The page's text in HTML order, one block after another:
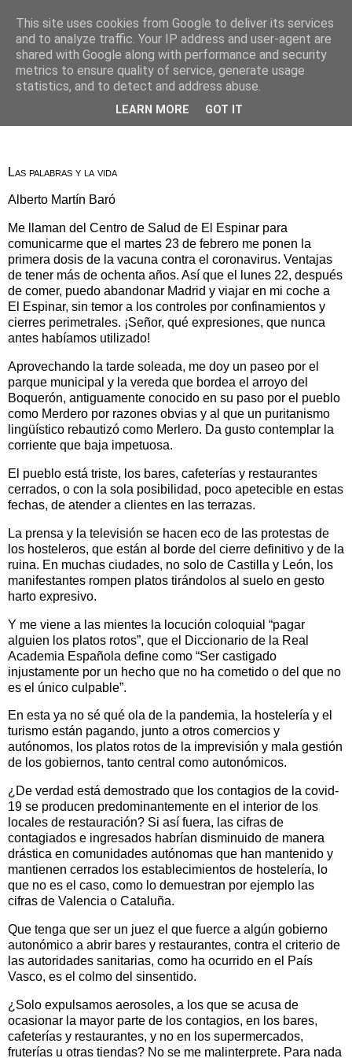
Alberto Martín Baró
28 de febrero de 2021
Los platos rotos
Las palabras y la vida
Alberto Martín Baró
Me llaman del Centro de Salud de El Espinar para
comunicarme que el martes 23 de febrero me ponen la
primera dosis de la vacuna contra el coronavirus. Ventajas
de tener más de ochenta años. Así que el lunes 22, después
de comer, puedo abandonar Madrid y viajar en mi coche a
El Espinar, sin temor a los controles por confinamientos y
cierres perimetrales. ¡Señor, qué expresiones, que nunca
antes habíamos utilizado!
Aprovechando la tarde soleada, me doy un paseo por el
parque municipal y la vereda que bordea el arroyo del
Boquerón, antiguamente conocido en su paso por el pueblo
como Merdero por razones obvias y al que un puritanismo
lingüístico rebautizó como Merlero. Da gusto contemplar la
corriente que baja impetuosa.
El pueblo está triste, los bares, cafeterías y restaurantes
cerrados, o con la sola posibilidad, poco apetecible en estas
fechas, de atender a clientes en las terrazas.
La prensa y la televisión se hacen eco de las protestas de
los hosteleros, que están al borde del cierre definitivo y de la
ruina. En muchas ciudades, no solo de Castilla y León, los
manifestantes rompen platos tirándolos al suelo en gesto
harto expresivo.
Y me viene a las mientes la locución coloquial “pagar
alguien los platos rotos”, que el Diccionario de la Real
Academia Española define como “Ser castigado
injustamente por un hecho que no ha cometido o del que no
es el único culpable”.
En esta ya no sé qué ola de la pandemia, la hostelería y el
turismo están pagando, junto a otros comercios y
autónomos, los platos rotos de la imprevisión y mala gestión
de los gobiernos, tanto central como autonómicos.
¿De verdad está demostrado que los contagios de la covid-
19 se producen predominantemente en el interior de los
locales de restauración? Si así fuera, las cifras de
contagiados e ingresados habrían disminuido de manera
drástica en comunidades autónomas que han mantenido y
mantienen cerrados los establecimientos de hostelería, lo
que no es el caso, como lo demuestran por ejemplo las
cifras de Valencia o Cataluña.
Que tenga que ser un juez el que fuerce a algún gobierno
autonómico a abrir bares y restaurantes, contra el criterio de
las autoridades sanitarias, como ha ocurrido en el País
Vasco, es el colmo del sinsentido.
¿Solo expulsamos aerosoles, a los que se acusa de
ocasionar la mayor parte de los contagios, en los bares,
cafeterías y restaurantes, y no en los supermercados,
fruterías u otras tiendas? No se me malinterprete. Para nada
This site uses cookies from Google to deliver its services
and to analyze traffic. Your IP address and user-agent are
shared with Google along with performance and security
metrics to ensure quality of service, generate usage
statistics, and to detect and address abuse.
LEARN MORE GOT IT